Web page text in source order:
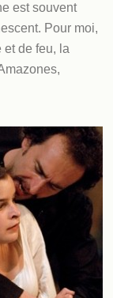
est souvent
Pour moi,
et de feu, la